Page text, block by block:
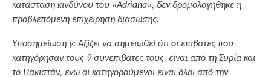
κατάσταση κινδύνου του «Adriana», δεν δρομολογήθηκε η
προβλεπόμενη επιχείρηση διάσωσης.
Υποσημείωση γ: Αξίζει να σημειωθεί ότι οι επιβάτες που
κατηγόρησαν τους 9 συνεπιβάτες τους, είναι από τη Συρία και
το Πακιστάν, ενώ οι κατηγορούμενοι είναι όλοι από την